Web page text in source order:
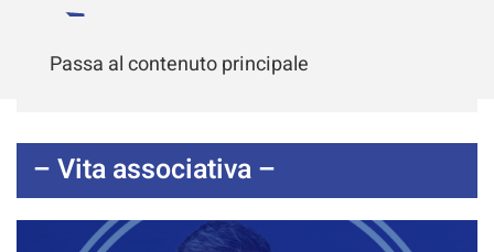
Passa al contenuto principale
– Vita associativa –